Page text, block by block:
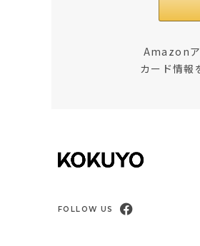
Amazonア
カード情報
FOLLOW US